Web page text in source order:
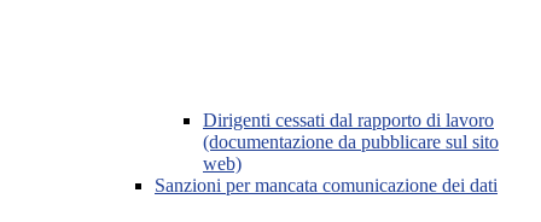
Dirigenti cessati dal rapporto di lavoro
(documentazione da pubblicare sul sito
web)
Sanzioni per mancata comunicazione dei dati